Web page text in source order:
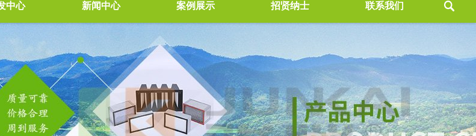
中心
讨会
仓
检测
新工艺
新闻中心
行业新闻
案例展示
VOC治理
废水处理案例
招贤纳士 联系我们